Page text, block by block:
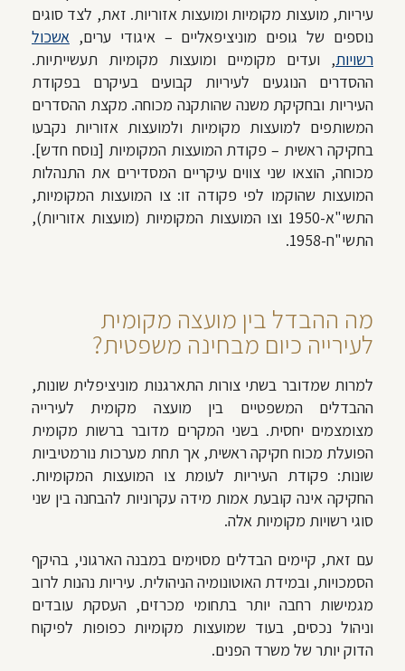
עיריות, מועצות מקומיות ומועצות אזוריות. זאת, לצד סוגים
נוספים של גופים מוניציפאליים – איגודי ערים, אשכול
רשויות, ועדים מקומיים ומועצות מקומיות תעשייתיות.
ההסדרים הנוגעים לעיריות קבועים בעיקרם בפקודת
העיריות ובחקיקת משנה שהותקנה מכוחה. מקצת ההסדרים
המשותפים למועצות מקומיות ולמועצות אזוריות נקבעו
בחקיקה ראשית – פקודת המועצות המקומיות [נוסח חדש].
מכוחה, הוצאו שני צווים עיקריים המסדירים את התנהלות
המועצות שהוקמו לפי פקודה זו: צו המועצות המקומיות,
התשי"א-1950 וצו המועצות המקומיות (מועצות אזוריות),
התשי"ח-1958.
מה ההבדל בין מועצה מקומית
לעירייה כיום מבחינה משפטית?
למרות שמדובר בשתי צורות התארגנות מוניציפלית שונות,
ההבדלים המשפטיים בין מועצה מקומית לעירייה
מצומצמים יחסית. בשני המקרים מדובר ברשות מקומית
הפועלת מכוח חקיקה ראשית, אך תחת מערכות נורמטיביות
שונות: פקודת העיריות לעומת צו המועצות המקומיות.
החקיקה אינה קובעת אמות מידה עקרוניות להבחנה בין שני
סוגי רשויות מקומיות אלה.
עם זאת, קיימים הבדלים מסוימים במבנה הארגוני, בהיקף
הסמכויות, ובמידת האוטונומיה הניהולית. עיריות נהנות לרוב
מגמישות רחבה יותר בתחומי מכרזים, העסקת עובדים
וניהול נכסים, בעוד שמועצות מקומיות כפופות לפיקוח
הדוק יותר של משרד הפנים.